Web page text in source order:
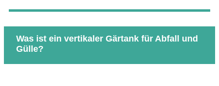
Was ist ein vertikaler Gärtank für Abfall und
Gülle?